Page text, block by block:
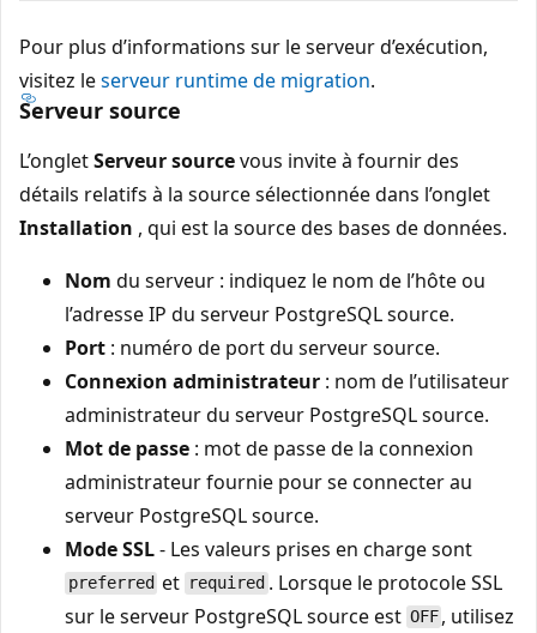
Pour plus d’informations sur le serveur d’exécution,
visitez leserveur runtime de migration.
Serveur source
L’ongletServeur sourcevous invite à fournir des
détails relatifs à la source sélectionnée dans l’onglet
Installation , qui est la source des bases de données.
Nom du serveur : indiquez le nom de l’hôte ou
l’adresse IP du serveur PostgreSQL source.
Port : numéro de port du serveur source.
Connexion administrateur : nom de l’utilisateur
administrateur du serveur PostgreSQL source.
Mot de passe : mot de passe de la connexion
administrateur fournie pour se connecter au
serveur PostgreSQL source.
Mode SSL- Les valeurs prises en charge sont
preferred et required . Lorsque le protocole SSL
sur le serveur PostgreSQL source est OFF , utilisez